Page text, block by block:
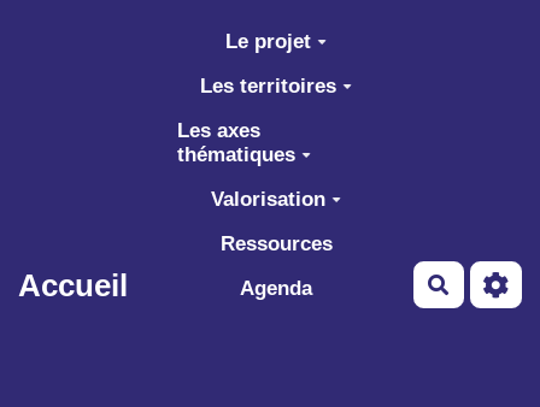
Aller au contenu principal
Accueil
Le projet
Les territoires
Les axes
thématiques
Valorisation
Ressources
Agenda